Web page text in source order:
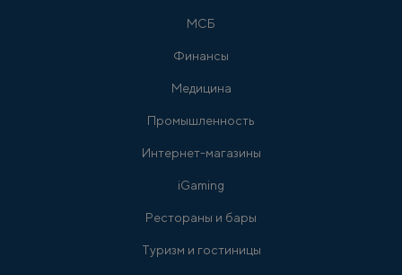
МСБ
Финансы
Медицина
Промышленность
Интернет-магазины
iGaming
Рестораны и бары
Туризм и гостиницы